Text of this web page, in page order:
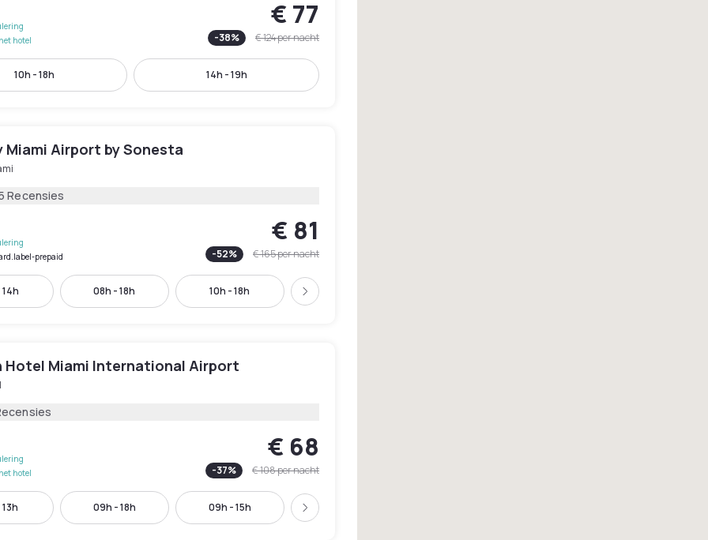
hotel
€ 77
-38% € 124per nacht
10h - 18h 14h - 19h
Miami Airport by Sonesta
Recensies
prepaid
€ 81
-52% € 165per nacht
08h - 18h 10h - 18h Volgende
Hotel Miami International Airport
hotel
€ 68
-37% € 108per nacht
09h - 18h 09h - 15h Volgende